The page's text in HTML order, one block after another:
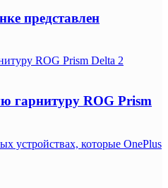
представлен
ROG Prism Delta 2
гарнитуру ROG Prism
устройствах, которые OnePlus